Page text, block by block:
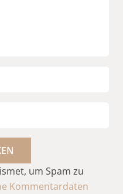
um Spam zu
Kommentardaten